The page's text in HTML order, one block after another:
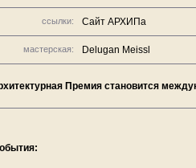
ссылки: Сайт АРХИПа
мастерская: Delugan Meissl
Премия становится